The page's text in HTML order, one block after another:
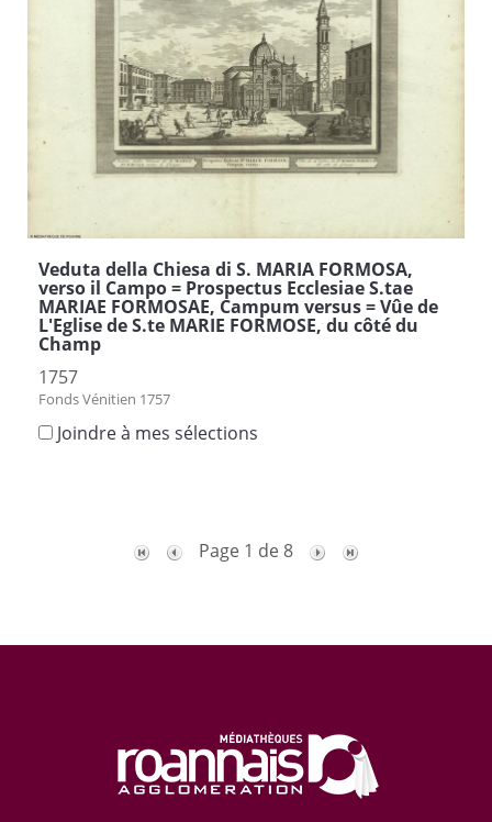
Veduta della Chiesa di S. MARIA FORMOSA,
verso il Campo = Prospectus Ecclesiae S.tae
MARIAE FORMOSAE, Campum versus = Vûe de
L'Eglise de S.te MARIE FORMOSE, du côté du
Champ
1757
Fonds Vénitien 1757
Joindre à mes sélections
Page 1 de 8